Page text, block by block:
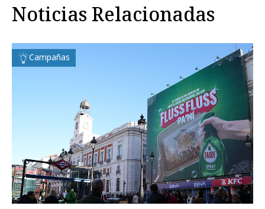
Noticias Relacionadas
Campañas